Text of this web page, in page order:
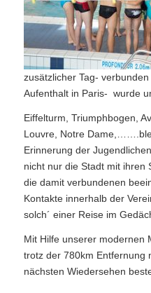
zusätzlicher Tag-
Aufenthalt in Paris- wurde
Eiffelturm, Triumphbogen,
Louvre, Notre
Erinnerung der
nicht nur die Stadt mit ihren
die damit verbundenen
Kontakte innerhalb der
solch´ einer Reise im
Mit Hilfe unserer modernen
trotz der 780km Entfernung
nächsten Wiedersehen